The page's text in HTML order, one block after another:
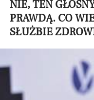
NIE, TEN
PRAWDĄ. CO
SŁUŻBIE